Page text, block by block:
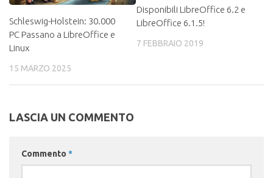
Schleswig-Holstein: 30.000
PC Passano a LibreOffice e
Linux
15 MARZO 2025
Disponibili LibreOffice 6.2 e
LibreOffice 6.1.5!
7 FEBBRAIO 2019
LASCIA UN COMMENTO
Commento *